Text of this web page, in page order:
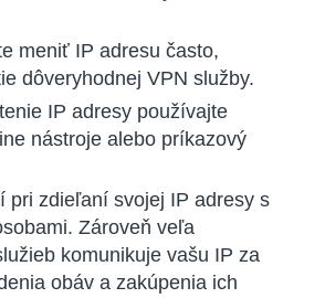
meniť IP adresu často,
dôveryhodnej VPN služby.
IP adresy používajte
nástroje alebo príkazový
pri zdieľaní svojej IP adresy s
Zároveň veľa
komunikuje vašu IP za
obáv a zakúpenia ich